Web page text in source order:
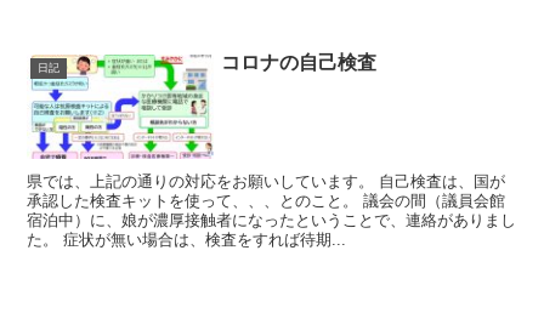
日記 コロナの自己検査
県では、上記の通りの対応をお願いしています。 自己検査は、国が
承認した検査キットを使って、、、とのこと。 議会の間（議員会館
宿泊中）に、娘が濃厚接触者になったということで、連絡がありまし
た。 症状が無い場合は、検査をすれば待期...